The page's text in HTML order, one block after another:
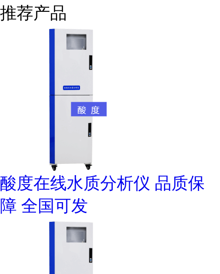
推荐产品
酸度在线水质分析仪 品质保
障 全国可发